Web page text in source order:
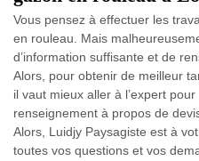
Vous pensez à effectuer les
en rouleau. Mais
d’information suffisante et de
Alors, pour obtenir de meilleur
il vaut mieux aller à l’expert
renseignement à propos de
Alors, Luidjy Paysagiste est à
toutes vos questions et vos